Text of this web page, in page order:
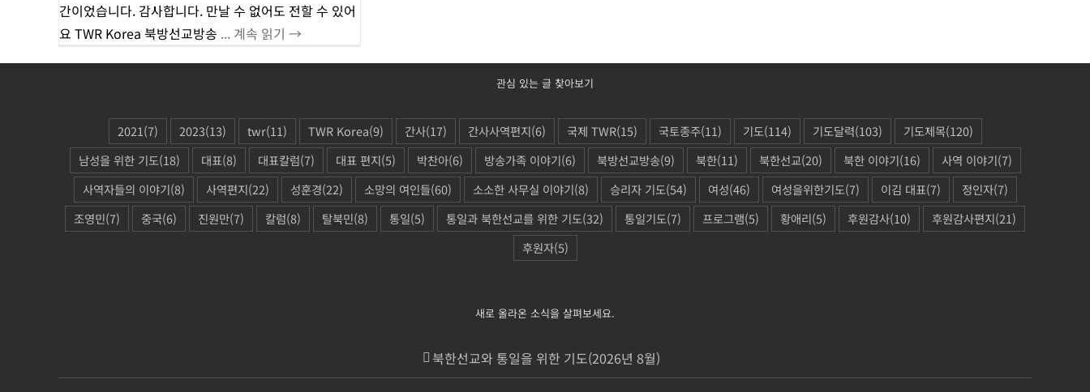
간이었습니다. 감사합니다. 만날 수 없어도 전할 수 있어
요 TWR Korea 북방선교방송 ... 계속 읽기 →
관심 있는 글 찾아보기
2021(7) 2023(13) twr(11) TWR Korea(9) 간사(17) 간사사역편지(6) 국제 TWR(15) 국토종주(11) 기도(114) 기도달력(103) 기도제목(120)
남성을 위한 기도(18) 대표(8) 대표칼럼(7) 대표 편지(5) 박찬아(6) 방송가족 이야기(6) 북방선교방송(9) 북한(11) 북한선교(20) 북한 이야기(16) 사역 이야기(7)
사역자들의 이야기(8) 사역편지(22) 성훈경(22) 소망의 여인들(60) 소소한 사무실 이야기(8) 승리자 기도(54) 여성(46) 여성을위한기도(7) 이김 대표(7) 정인자(7)
조영민(7) 중국(6) 진원만(7) 칼럼(8) 탈북민(8) 통일(5) 통일과 북한선교를 위한 기도(32) 통일기도(7) 프로그램(5) 황애리(5) 후원감사(10) 후원감사편지(21)
후원자(5)
새로 올라온 소식을 살펴보세요.
북한선교와 통일을 위한 기도(2026년 8월)